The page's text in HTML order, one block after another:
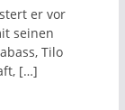
er vor
seinen
Tilo
[…]